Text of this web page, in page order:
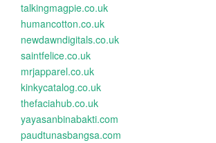
talkingmagpie.co.uk
humancotton.co.uk
newdawndigitals.co.uk
saintfelice.co.uk
mrjapparel.co.uk
kinkycatalog.co.uk
thefaciahub.co.uk
yayasanbinabakti.com
paudtunasbangsa.com